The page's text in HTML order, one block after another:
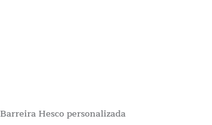
Barreira Hesco personalizada